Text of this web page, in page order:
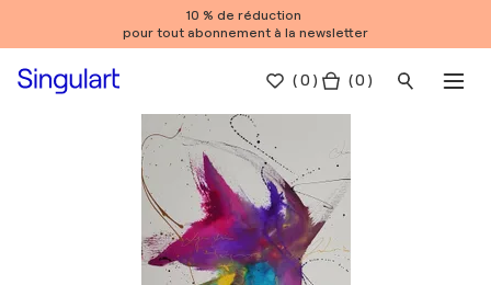
10 % de réduction
pour tout abonnement à la newsletter
(0 ) ( 0 )